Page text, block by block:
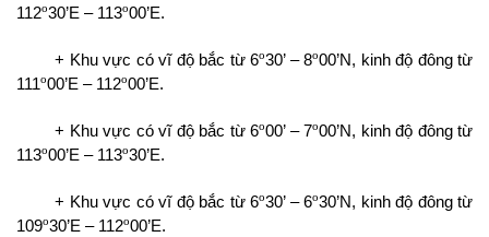
112o30’E – 113o00’E.
+ Khu vực có vĩ độ bắc từ 6o30’ – 8o00’N, kinh độ đông từ
111o00’E – 112o00’E.
+ Khu vực có vĩ độ bắc từ 6o00’ – 7o00’N, kinh độ đông từ
113o00’E – 113o30’E.
+ Khu vực có vĩ độ bắc từ 6o30’ – 6o30’N, kinh độ đông từ
109o30’E – 112o00’E.